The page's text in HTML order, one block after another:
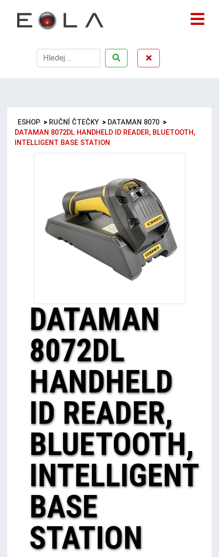
ESHOP > RUČNÍ ČTEČKY > DATAMAN 8070 >
DATAMAN 8072DL HANDHELD ID READER, BLUETOOTH,
INTELLIGENT BASE STATION
DATAMAN
8072DL
HANDHELD
ID READER,
BLUETOOTH,
INTELLIGENT
BASE
STATION